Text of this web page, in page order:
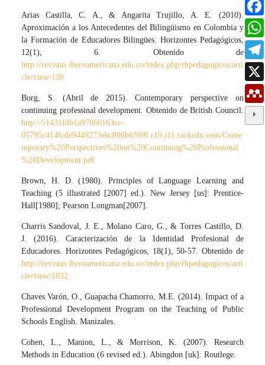
Arias Castilla, C. A., & Angarita Trujillo, A. E. (2010).
Aproximación a los Antecedentes del Bilingüismo en Colombia y
la Formación de Educadores Bilingües. Horizontes Pedagógicos,
12(1), 6. Obtenido de
http://revistas.iberoamericana.edu.co/index.php/rhpedagogicos/arti
cle/view/130
Borg, S. (Abril de 2015). Contemporary perspective on
continuing professinal development. Obtenido de British Council:
http://51431fdb1a97060163cc-
05795c414fcde9449273ebc896b6599f.r19.cf1.rackcdn.com/Conte
mporary%20Perspectives%20on%20Continuing%20Professional
%20Development.pdf
Brown, H. D. (1980). Principles of Language Learning and
Teaching (5 illustrated [2007] ed.). New Jersey [us]: Prentice-
Hall[1980]; Pearson Longman[2007].
Charris Sandoval, J. E., Molano Caro, G., & Torres Castillo, D.
J. (2016). Caracterización de la Identidad Profesional de
Educadores. Horizontes Pedagógicos, 18(1), 50-57. Obtenido de
http://revistas.iberoamericana.edu.co/index.php/rhpedagogicos/arti
cle/view/1032
Chaves Varón, O., Guapacha Chamorro, M.E. (2014). Impact of a
Professional Development Program on the Teaching of Public
Schools English. Manizales.
Cohen, L., Manion, L., & Morrison, K. (2007). Research
Methods in Education (6 revised ed.). Abingdon [uk]: Routlege.